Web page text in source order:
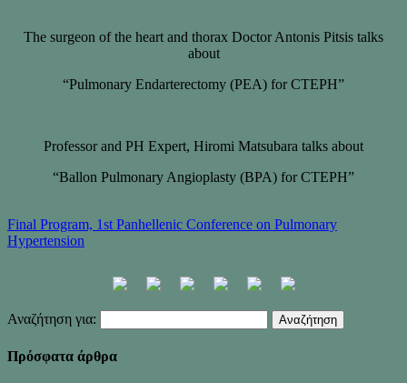
The surgeon of the heart and thorax Doctor Antonis Pitsis talks
about
“Pulmonary Endarterectomy (PEA) for CTEPH”
Professor and PH Expert, Hiromi Matsubara talks about
“Ballon Pulmonary Angioplasty (BPA) for CTEPH”
Final Program, 1st Panhellenic Conference on Pulmonary
Hypertension
Αναζήτηση για:
Πρόσφατα άρθρα